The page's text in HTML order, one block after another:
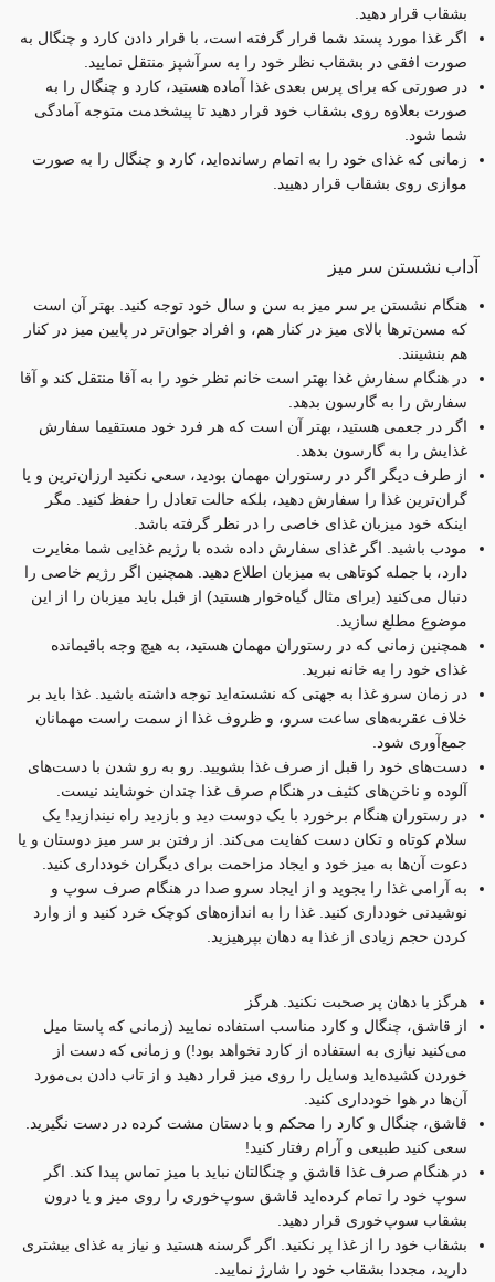
بشقاب قرار دهید.
اگر غذا مورد پسند شما قرار گرفته است، با قرار دادن کارد و چنگال به
صورت افقی در بشقاب نظر خود را به سرآشپز منتقل نمایید.
در صورتی که برای پرس بعدی غذا آماده هستید، کارد و چنگال را به
صورت بعلاوه روی بشقاب خود قرار دهید تا پیشخدمت متوجه آمادگی
شما شود.
زمانی که غذای خود را به اتمام رسانده‌اید، کارد و چنگال را به صورت
موازی روی بشقاب قرار دهیید.
آداب نشستن سر میز
هنگام نشستن بر سر میز به سن و سال خود توجه کنید. بهتر آن است
که مسن‌ترها بالای میز در کنار هم، و افراد جوان‌تر در پایین میز در کنار
هم بنشینند.
در هنگام سفارش غذا بهتر است خانم نظر خود را به آقا منتقل کند و آقا
سفارش را به گارسون بدهد.
اگر در جعمی هستید، بهتر آن است که هر فرد خود مستقیما سفارش
غذایش را به گارسون بدهد.
از طرف دیگر اگر در رستوران مهمان بودید، سعی نکنید ارزان‌ترین و یا
گران‌ترین غذا را سفارش دهید، بلکه حالت تعادل را حفظ کنید. مگر
اینکه خود میزبان غذای خاصی را در نظر گرفته باشد.
مودب باشید. اگر غذای سفارش داده شده با رژیم غذایی شما مغایرت
دارد، با جمله کوتاهی به میزبان اطلاع دهید. همچنین اگر رژیم خاصی را
دنبال می‌کنید (برای مثال گیاه‌خوار هستید) از قبل باید میزبان را از این
موضوع مطلع سازید.
همچنین زمانی که در رستوران مهمان هستید، به هیچ وجه باقیمانده
غذای خود را به خانه نبرید.
در زمان سرو غذا به جهتی که نشسته‌اید توجه داشته باشید. غذا باید بر
خلاف عقربه‌های ساعت سرو، و ظروف غذا از سمت راست مهمانان
جمع‌آوری شود.
دست‌های خود را قبل از صرف غذا بشویید. رو به رو شدن با دست‌های
آلوده و ناخن‌های کثیف در هنگام صرف غذا چندان خوشایند نیست.
در رستوران هنگام برخورد با یک دوست دید و بازدید راه نیندازید! یک
سلام کوتاه و تکان دست کفایت می‌کند. از رفتن بر سر میز دوستان و یا
دعوت آن‌ها به میز خود و ایجاد مزاحمت برای دیگران خودداری کنید.
به آرامی غذا را بجوید و از ایجاد سرو صدا در هنگام صرف سوپ و
نوشیدنی خودداری کنید. غذا را به اندازه‌های کوچک خرد کنید و از وارد
کردن حجم زیادی از غذا به دهان بپرهیزید.
هرگز با دهان پر صحبت نکنید. هرگز
از قاشق، چنگال و کارد مناسب استفاده نمایید (زمانی که پاستا میل
می‌کنید نیازی به استفاده از کارد نخواهد بود!) و زمانی که دست از
خوردن کشیده‌اید وسایل را روی میز قرار دهید و از تاب دادن بی‌مورد
آن‌ها در هوا خودداری کنید.
قاشق، چنگال و کارد را محکم و با دستان مشت کرده در دست نگیرید.
سعی کنید طبیعی و آرام رفتار کنید!
در هنگام صرف غذا قاشق و چنگالتان نباید با میز تماس پیدا کند. اگر
سوپ خود را تمام کرده‌اید قاشق سوپ‌خوری را روی میز و یا درون
بشقاب سوپ‌خوری قرار دهید.
بشقاب خود را از غذا پر نکنید. اگر گرسنه هستید و نیاز به غذای بیشتری
دارید، مجددا بشقاب خود را شارژ نمایید.